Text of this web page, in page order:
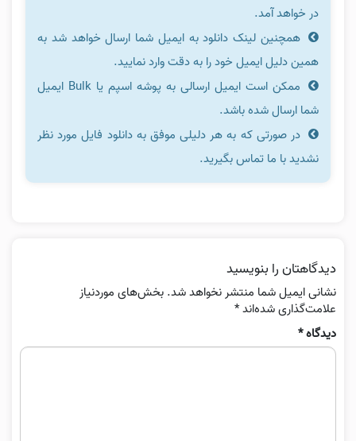
در خواهد آمد.
همچنین لینک دانلود به ایمیل شما ارسال خواهد شد به
همین دلیل ایمیل خود را به دقت وارد نمایید.
ممکن است ایمیل ارسالی به پوشه اسپم یا Bulk ایمیل
شما ارسال شده باشد.
در صورتی که به هر دلیلی موفق به دانلود فایل مورد نظر
نشدید با ما تماس بگیرید.
دیدگاهتان را بنویسید
نشانی ایمیل شما منتشر نخواهد شد. بخش‌های موردنیاز
علامت‌گذاری شده‌اند*
دیدگاه*